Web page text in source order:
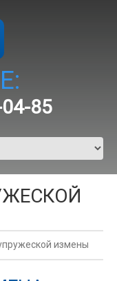
85
измены